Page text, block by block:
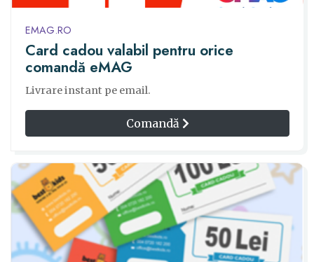
EMAG.RO
Card cadou valabil pentru orice
comandă eMAG
Livrare instant pe email.
Comandă